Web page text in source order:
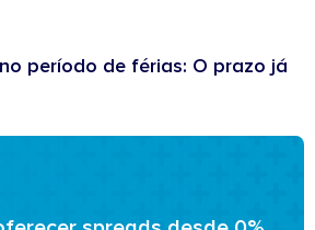
período de férias: O prazo já